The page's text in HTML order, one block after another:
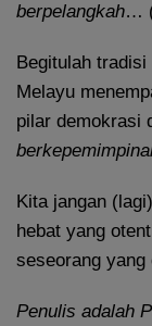
berpelangkah…
Begitulah
Melayu
pilar demokrasi
Kita jangan
hebat yang
seseorang yang
Penulis adalah